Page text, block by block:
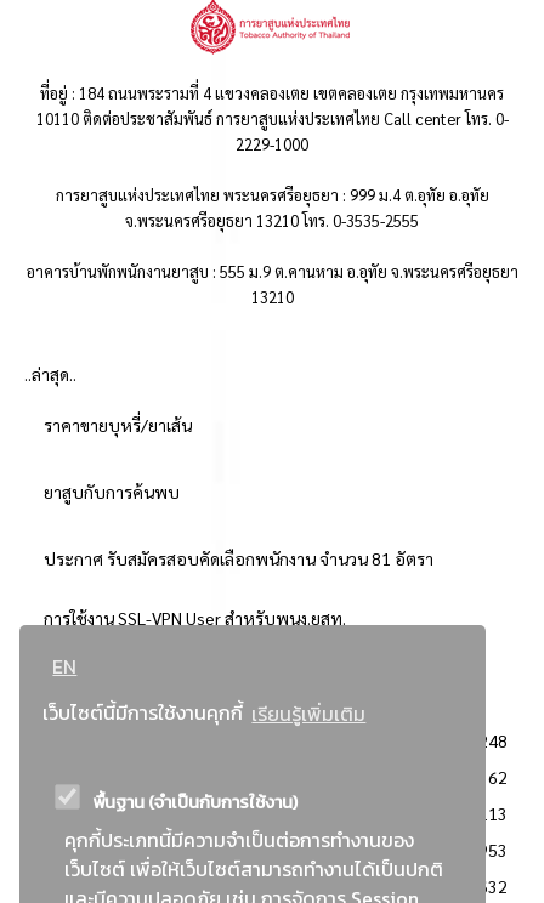
EN
เว็บไซต์นี้มีการใช้งานคุกกี้ เรียนรู้เพิ่มเติม
พื้นฐาน (จำเป็นกับการใช้งาน)
คุกกี้ประเภทนี้มีความจำเป็นต่อการทำงานของ
เว็บไซต์ เพื่อให้เว็บไซต์สามารถทำงานได้เป็นปกติ
ที่อยู่ : 184 ถนนพระรามที่ 4 แขวงคลองเตย เขตคลองเตย กรุงเทพมหานคร
10110 ติดต่อประชาสัมพันธ์ การยาสูบแห่งประเทศไทย Call center โทร. 0-
2229-1000
การยาสูบแห่งประเทศไทย พระนครศรีอยุธยา : 999 ม.4 ต.อุทัย อ.อุทัย
จ.พระนครศรีอยุธยา 13210 โทร. 0-3535-2555
อาคารบ้านพักพนักงานยาสูบ : 555 ม.9 ต.คานหาม อ.อุทัย จ.พระนครศรีอยุธยา
13210
..ล่าสุด..
ราคาขายบุหรี่/ยาเส้น
ยาสูบกับการค้นพบ
ประกาศ รับสมัครสอบคัดเลือกพนักงาน จำนวน 81 อัตรา
การใช้งาน SSL-VPN User สำหรับพนง.ยสท.
..ยอดนิยม..
3248
2362
: วิธีเฉพาะเจาะจง
2113
ข่าวสาร/ประกาศ
1953
: เอกสารส่งเสริมความโปร่งใสในการจัดซื้อจัดจ้าง
1632